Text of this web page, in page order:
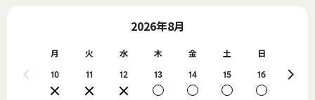
2026年8月
月
10
火
11
水
12
木
13
金
14
土
15
日
16 17